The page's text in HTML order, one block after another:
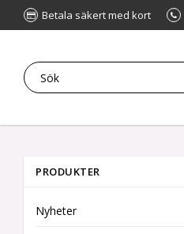
Betala säkert med kort
PRODUKTER
Nyheter